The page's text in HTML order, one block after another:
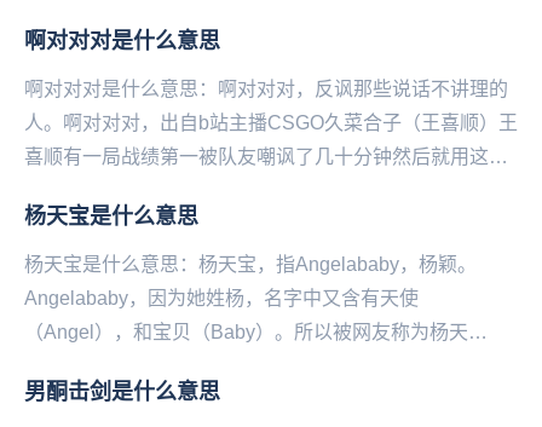
啊对对对是什么意思
啊对对对是什么意思：啊对对对，反‌‌‌‌‌‌‌‌‌‌‌讽那些说话不讲理的
人。啊对对对，出自b站主播CSGO久菜合子（王喜顺）王
喜顺有一局战绩第一被队友嘲讽了几十分钟然后就用这句
杨天宝是什么意思
杨天宝是什么意思：杨天宝，指Angelababy，杨颖。
Angelababy，因为她姓杨，名字中又含有天使
（Angel），和宝贝（Baby）。所以被网友称为杨天
男酮击剑是什么意思